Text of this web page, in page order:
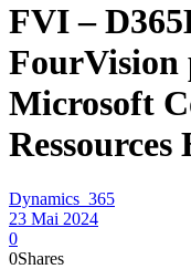
FVI –
FourVision
Microsoft
Ressources
Dynamics_365
23 Mai 2024
0
0Shares